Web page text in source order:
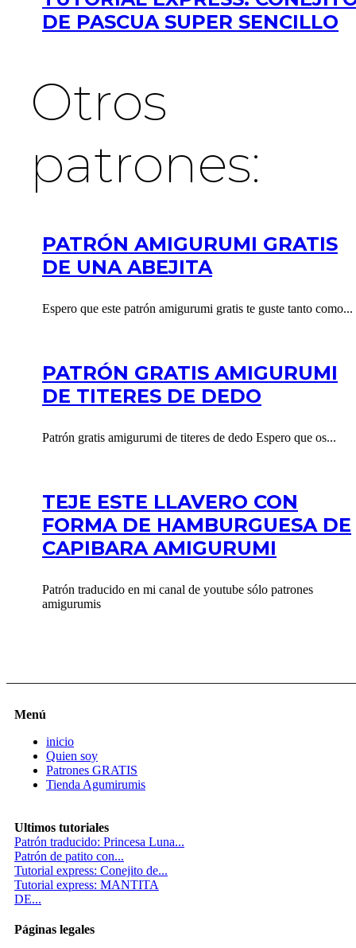
DE PASCUA SUPER SENCILLO
Otros
patrones:
PATRÓN AMIGURUMI GRATIS
DE UNA ABEJITA
Espero que este patrón amigurumi gratis te guste tanto como...
PATRÓN GRATIS AMIGURUMI
DE TITERES DE DEDO
Patrón gratis amigurumi de titeres de dedo Espero que os...
TEJE ESTE LLAVERO CON
FORMA DE HAMBURGUESA DE
CAPIBARA AMIGURUMI
Patrón traducido en mi canal de youtube sólo patrones
amigurumis
Menú
inicio
Quien soy
Patrones GRATIS
Tienda Agumirumis
Ultimos tutoriales
Patrón traducido: Princesa Luna...
Patrón de patito con...
Tutorial express: Conejito de...
Tutorial express: MANTITA
DE...
Páginas legales